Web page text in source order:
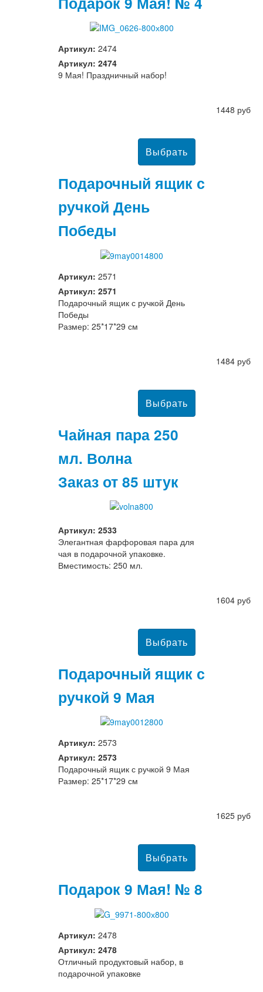
Артикул: 2474
Артикул: 2474
9 Мая! Праздничный набор!
1448 руб
Подарочный ящик с
ручкой День
Победы
Артикул: 2571
Артикул: 2571
Подарочный ящик с ручкой День
Победы
Размер: 25*17*29 см
1484 руб
Чайная пара 250
мл. Волна
Заказ от 85 штук
Артикул: 2533
Элегантная фарфоровая пара для
чая в подарочной упаковке.
Вместимость: 250 мл.
1604 руб
Подарочный ящик с
ручкой 9 Мая
Артикул: 2573
Артикул: 2573
Подарочный ящик с ручкой 9 Мая
Размер: 25*17*29 см
1625 руб
Подарок 9 Мая! № 8
Артикул: 2478
Артикул: 2478
Отличный продуктовый набор, в
подарочной упаковке